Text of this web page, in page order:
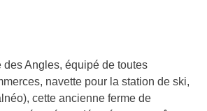
Angles, équipé de toutes
navette pour la station de ski,
cette ancienne ferme de